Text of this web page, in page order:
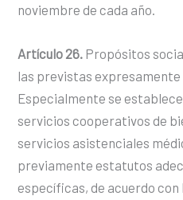
noviembre de cada año.
Artículo 26. Propósitos
las previstas expresamente
Especialmente se
servicios cooperativos de
servicios asistenciales
previamente estatutos
específicas, de acuerdo con